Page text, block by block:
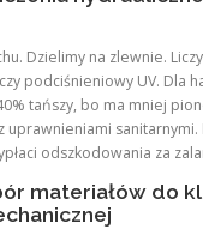
Dzielimy na zlewnie.
podciśnieniowy UV. Dla
tańszy, bo ma mniej
uprawnieniami sanitarnymi.
odszkodowania za
materiałów do